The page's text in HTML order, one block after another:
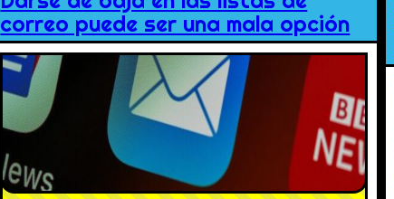
correo puede ser una mala opción